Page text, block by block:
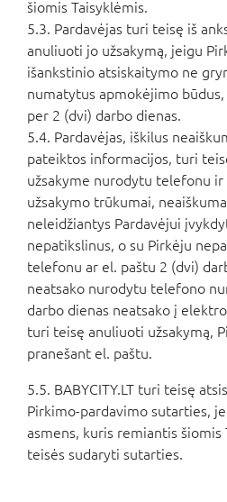
šiomis Taisyklėmis.
5.3. Pardavėjas turi teisę iš
anuliuoti jo užsakymą, jeigu
išankstinio atsiskaitymo ne
numatytus apmokėjimo
per 2 (dvi) darbo dienas.
5.4. Pardavėjas, iškilus
pateiktos informacijos, turi
užsakyme nurodytu telefonu
užsakymo trūkumai,
neleidžiantys Pardavėjui
nepatikslinus, o su Pirkėju
telefonu ar el. paštu 2 (dvi)
neatsako nurodytu telefono
darbo dienas neatsako į
turi teisę anuliuoti užsakymą,
pranešant el. paštu.
5.5. BABYCITY.LT turi teisę
Pirkimo-pardavimo sutarties,
asmens, kuris remiantis
teisės sudaryti sutarties.